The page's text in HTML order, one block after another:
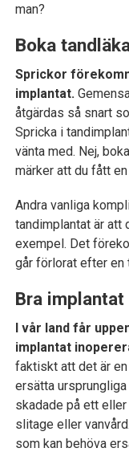
man?
Boka
Sprickor
implantat.
åtgärdas så snart
Spricka i
vänta med. Nej,
märker att du fått
Andra vanliga
tandimplantat är att
exempel. Det
går förlorat efter en
Bra
I vår land får
implantat
faktiskt att det är
ersätta
skadade på ett eller
slitage eller
som kan behöva